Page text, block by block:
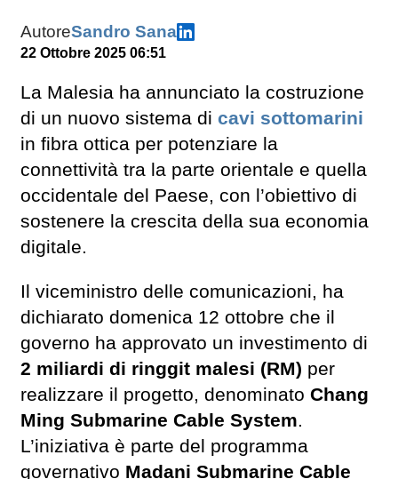
AutoreSandro Sana
22 Ottobre 2025 06:51
La Malesia ha annunciato la costruzione
di un nuovo sistema di cavi sottomarini
in fibra ottica per potenziare la
connettività tra la parte orientale e quella
occidentale del Paese, con l’obiettivo di
sostenere la crescita della sua economia
digitale.
Il viceministro delle comunicazioni, ha
dichiarato domenica 12 ottobre che il
governo ha approvato un investimento di
2 miliardi di ringgit malesi (RM) per
realizzare il progetto, denominato Chang
Ming Submarine Cable System.
L’iniziativa è parte del programma
governativo Madani Submarine Cable